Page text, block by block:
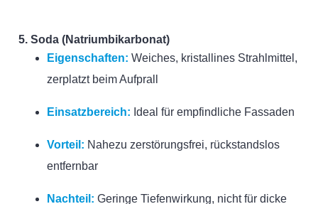
5. Soda (Natriumbikarbonat)
Eigenschaften: Weiches, kristallines Strahlmittel,
zerplatzt beim Aufprall
Einsatzbereich: Ideal für empfindliche Fassaden
Vorteil: Nahezu zerstörungsfrei, rückstandslos
entfernbar
Nachteil: Geringe Tiefenwirkung, nicht für dicke